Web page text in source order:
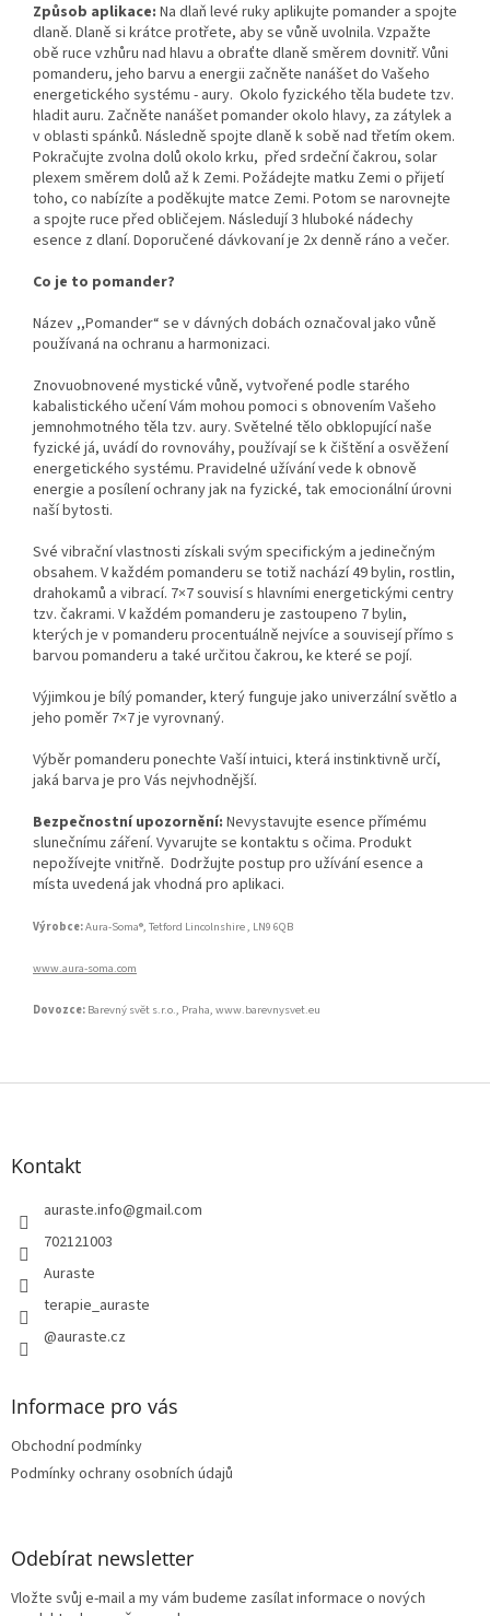
Způsob aplikace: Na dlaň levé ruky aplikujte pomander a spojte
dlaně. Dlaně si krátce protřete, aby se vůně uvolnila. Vzpažte
obě ruce vzhůru nad hlavu a obraťte dlaně směrem dovnitř. Vůni
pomanderu, jeho barvu a energii začněte nanášet do Vašeho
energetického systému - aury. Okolo fyzického těla budete tzv.
hladit auru. Začněte nanášet pomander okolo hlavy, za zátylek a
v oblasti spánků. Následně spojte dlaně k sobě nad třetím okem.
Pokračujte zvolna dolů okolo krku, před srdeční čakrou, solar
plexem směrem dolů až k Zemi. Požádejte matku Zemi o přijetí
toho, co nabízíte a poděkujte matce Zemi. Potom se narovnejte
a spojte ruce před obličejem. Následují 3 hluboké nádechy
esence z dlaní. Doporučené dávkovaní je 2x denně ráno a večer.
Co je to pomander?
Název ,,Pomander“ se v dávných dobách označoval jako vůně
používaná na ochranu a harmonizaci.
Znovuobnovené mystické vůně, vytvořené podle starého
kabalistického učení Vám mohou pomoci s obnovením Vašeho
jemnohmotného těla tzv. aury. Světelné tělo obklopující naše
fyzické já, uvádí do rovnováhy, používají se k čištění a osvěžení
energetického systému. Pravidelné užívání vede k obnově
energie a posílení ochrany jak na fyzické, tak emocionální úrovni
naší bytosti.
Své vibrační vlastnosti získali svým specifickým a jedinečným
obsahem. V každém pomanderu se totiž nachází 49 bylin, rostlin,
drahokamů a vibrací. 7×7 souvisí s hlavními energetickými centry
tzv. čakrami. V každém pomanderu je zastoupeno 7 bylin,
kterých je v pomanderu procentuálně nejvíce a souvisejí přímo s
barvou pomanderu a také určitou čakrou, ke které se pojí.
Výjimkou je bílý pomander, který funguje jako univerzální světlo a
jeho poměr 7×7 je vyrovnaný.
Výběr pomanderu ponechte Vaší intuici, která instinktivně určí,
jaká barva je pro Vás nejvhodnější.
Bezpečnostní upozornění: Nevystavujte esence přímému
slunečnímu záření. Vyvarujte se kontaktu s očima. Produkt
nepožívejte vnitřně. Dodržujte postup pro užívání esence a
místa uvedená jak vhodná pro aplikaci.
Výrobce:Aura-Soma®, Tetford Lincolnshire , LN9 6QB
www.aura-soma.com
Dovozce: Barevný svět s.r.o., Praha, www.barevnysvet.eu
Z
Kontakt
auraste.info@gmail.com
702121003
Auraste
terapie_auraste
@auraste.cz
Informace pro vás
Obchodní podmínky
Podmínky ochrany osobních údajů
Odebírat newsletter
Vložte svůj e-mail a my vám budeme zasílat informace o nových